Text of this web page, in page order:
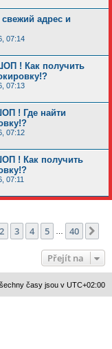
адрес и
07:14
! Как получить
07:13
! Где найти
07:12
! Как получить
07:11
z 40
2 3 4 5 40
Přejít na
časy jsou v UTC+02:00